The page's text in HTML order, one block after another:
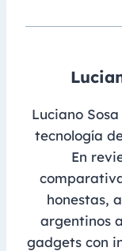
Luciano
tecnología
En
honestas,
argentinos
gadgets con